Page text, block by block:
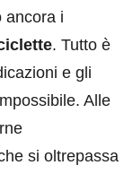
ancora i
. Tutto è
e gli
Alle
si oltrepassa